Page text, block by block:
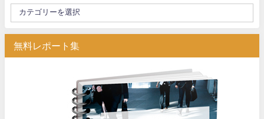
無料レポート集